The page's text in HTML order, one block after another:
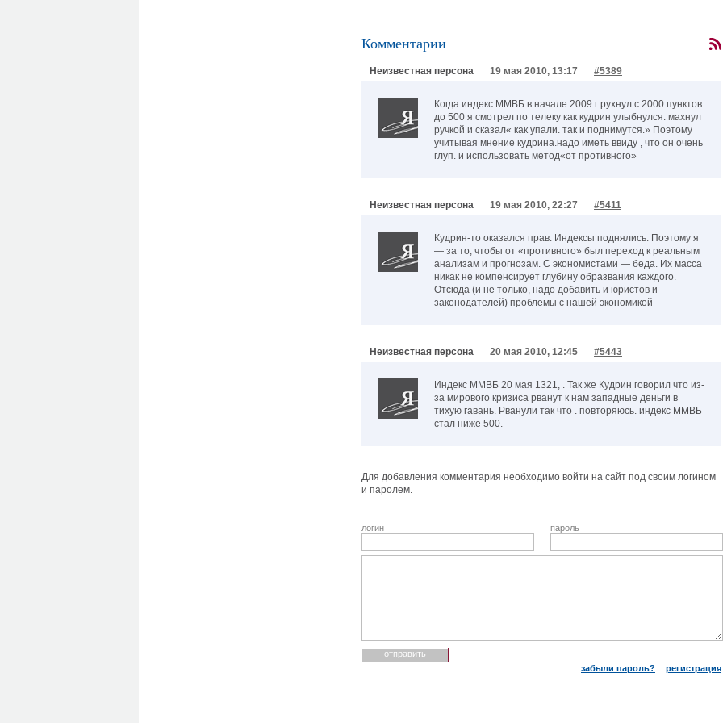
Комментарии
Неизвестная персона 19 мая 2010, 13:17 #5389
Когда индекс ММВБ в начале 2009 г рухнул с 2000 пунктов
до 500 я смотрел по телеку как кудрин улыбнулся. махнул
ручкой и сказал« как упали. так и поднимутся.» Поэтому
учитывая мнение кудрина.надо иметь ввиду , что он очень
глуп. и использовать метод«от противного»
Неизвестная персона 19 мая 2010, 22:27 #5411
Кудрин-то оказался прав. Индексы поднялись. Поэтому я
— за то, чтобы от «противного» был переход к реальным
анализам и прогнозам. С экономистами — беда. Их масса
никак не компенсирует глубину образвания каждого.
Отсюда (и не только, надо добавить и юристов и
законодателей) проблемы с нашей экономикой
Неизвестная персона 20 мая 2010, 12:45 #5443
Индекс ММВБ 20 мая 1321, . Так же Кудрин говорил что из-
за мирового кризиса рванут к нам западные деньги в
тихую гавань. Рванули так что . повторяюсь. индекс ММВБ
стал ниже 500.
Для добавления комментария необходимо войти на сайт под своим логином
и паролем.
логин пароль
забыли пароль? регистрация